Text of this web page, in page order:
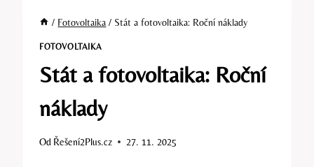
/ Fotovoltaika / Stát a fotovoltaika: Roční náklady
FOTOVOLTAIKA
Stát a fotovoltaika: Roční
náklady
Od Řešení2Plus.cz 27. 11. 2025